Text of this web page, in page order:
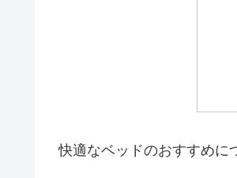
快適なベッドのおすすめに